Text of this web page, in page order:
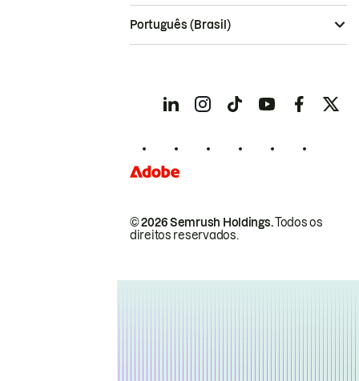
© 2026 Semrush Holdings.Todos os
direitos reservados.
Português (Brasil)